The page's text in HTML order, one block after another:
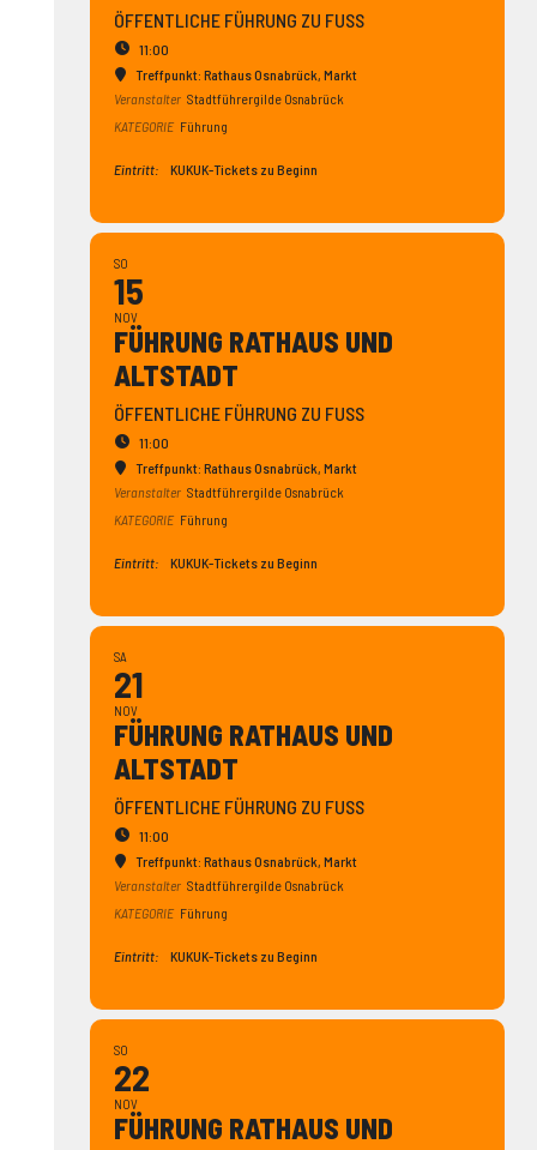
ÖFFENTLICHE FÜHRUNG ZU FUSS
11:00
Treffpunkt: Rathaus Osnabrück, Markt
Veranstalter Stadtführergilde Osnabrück
KATEGORIE Führung
Eintritt: KUKUK-Tickets zu Beginn
SO
15
NOV
FÜHRUNG RATHAUS UND
ALTSTADT
ÖFFENTLICHE FÜHRUNG ZU FUSS
11:00
Treffpunkt: Rathaus Osnabrück, Markt
Veranstalter Stadtführergilde Osnabrück
KATEGORIE Führung
Eintritt: KUKUK-Tickets zu Beginn
SA
21
NOV
FÜHRUNG RATHAUS UND
ALTSTADT
ÖFFENTLICHE FÜHRUNG ZU FUSS
11:00
Treffpunkt: Rathaus Osnabrück, Markt
Veranstalter Stadtführergilde Osnabrück
KATEGORIE Führung
Eintritt: KUKUK-Tickets zu Beginn
SO
22
NOV
FÜHRUNG RATHAUS UND